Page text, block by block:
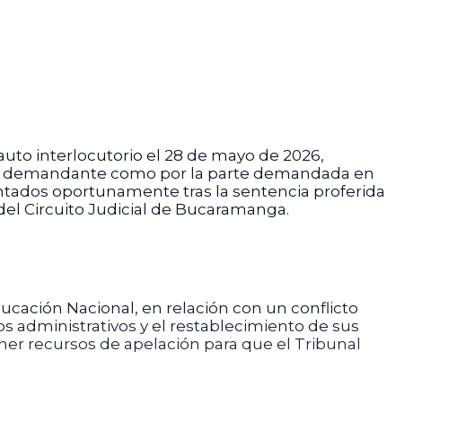
interlocutorio el 28 de mayo de 2026,
como por la parte demandada en
oportunamente tras la sentencia proferida
Circuito Judicial de Bucaramanga.
Nacional, en relación con un conflicto
administrativos y el restablecimiento de sus
recursos de apelación para que el Tribunal